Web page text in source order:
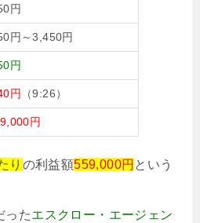
円
円～3,450円
円
円 （9:26）
円
り の利益額559,000円 という
ったエスクロー・エージェン